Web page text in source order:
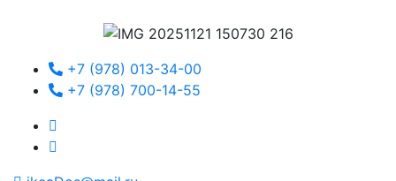
+7 (978) 013-34-00
+7 (978) 700-14-55